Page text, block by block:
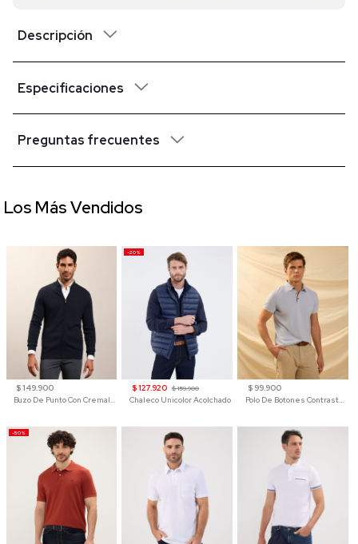
Descripción
Especificaciones
Preguntas frecuentes
$ 149.900
Buzo De Punto Con Cremallera Para Hombre
-20%
$ 127.920 $ 159.900
Chaleco Unicolor Acolchado
$ 99.900
Polo De Botones Contraste Para Hombre
-50%
Los Más Vendidos